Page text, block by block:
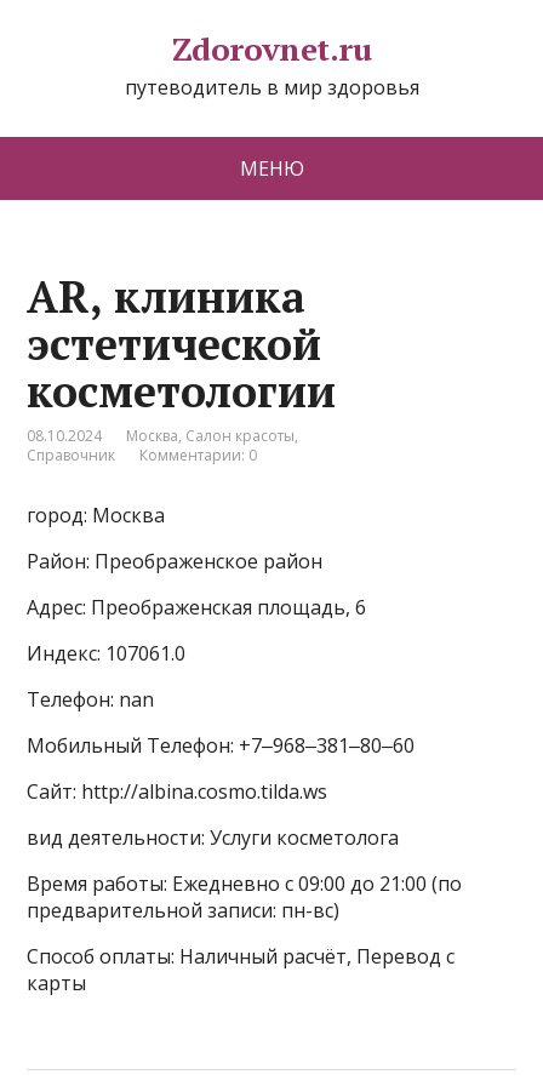
Zdorovnet.ru
путеводитель в мир здоровья
МЕНЮ
AR, клиника
эстетической
косметологии
08.10.2024 Москва, Салон красоты,
Справочник
Комментарии: 0
город: Москва
Район: Преображенское район
Адрес: Преображенская площадь, 6
Индекс: 107061.0
Телефон: nan
Мобильный Телефон: +7‒968‒381‒80‒60
Сайт: http://albina.cosmo.tilda.ws
вид деятельности: Услуги косметолога
Время работы: Ежедневно с 09:00 до 21:00 (по
предварительной записи: пн-вс)
Способ оплаты: Наличный расчёт, Перевод с
карты